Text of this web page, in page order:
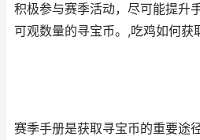
积极参与赛季活动，尽可能提升
可观数量的寻宝币。,吃鸡如何获
赛季手册是获取寻宝币的重要途